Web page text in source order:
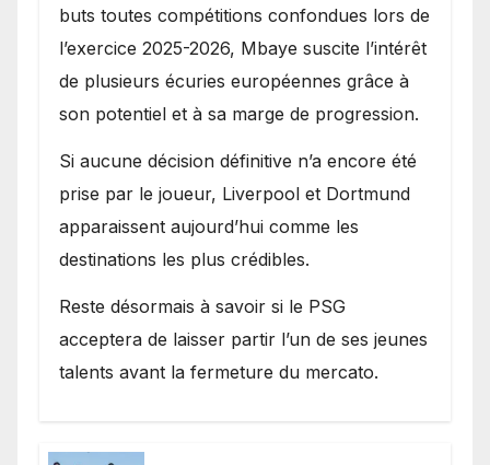
buts toutes compétitions confondues lors de
l’exercice 2025-2026, Mbaye suscite l’intérêt
de plusieurs écuries européennes grâce à
son potentiel et à sa marge de progression.
Si aucune décision définitive n’a encore été
prise par le joueur, Liverpool et Dortmund
apparaissent aujourd’hui comme les
destinations les plus crédibles.
Reste désormais à savoir si le PSG
acceptera de laisser partir l’un de ses jeunes
talents avant la fermeture du mercato.